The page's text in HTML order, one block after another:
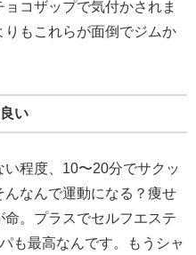
コザップで気付かされま
りもこれらが面倒でジムか
い
程度、10〜20分でサクッ
なんで運動になる？痩せ
。プラスでセルフエステ
も最高なんです。もうシャ